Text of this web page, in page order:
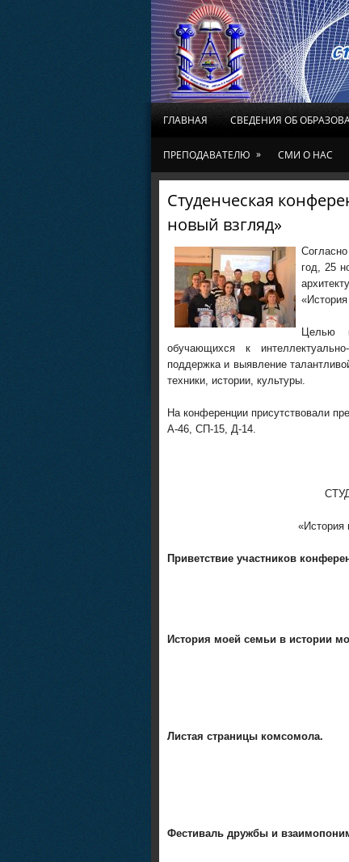
ГЛАВНАЯ СВЕДЕНИЯ ОБ
ПРЕПОДАВАТЕЛЮ » СМИ О НАС
Cтуденческая
новый взгляд»
год, 25
Целью
обучающихся к
поддержка и выявление
техники, истории, культуры.
На конференции присутствовали
А-46, СП-15, Д-14.
«История
Приветствие участников
История моей семьи в истории
Листая страницы комсомола.
Фестиваль дружбы и